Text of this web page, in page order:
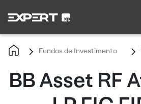
Fundos de Investimento
BB Asset RF